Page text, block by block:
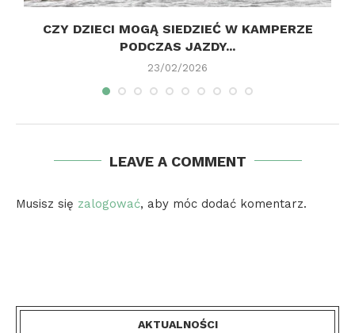
CZY DZIECI MOGĄ SIEDZIEĆ W KAMPERZE
PODCZAS JAZDY...
23/02/2026
LEAVE A COMMENT
Musisz się zalogować, aby móc dodać komentarz.
AKTUALNOŚCI